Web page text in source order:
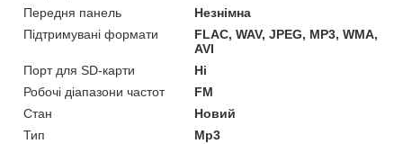
Передня панель
Незнімна
Підтримувані формати
FLAC, WAV, JPEG, MP3, WMA,
AVI
Порт для SD-карти
Ні
Робочі діапазони частот
FM
Стан
Новий
Тип
Mp3